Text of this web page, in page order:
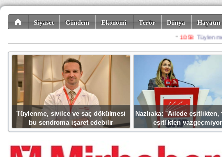
Siyaset Gündem Ekonomi Terör Dünya
Spor Misafir
Tüylenme, sivilce ve saç dökülmesi
bu sendroma işaret edebilir
Nazlıaka: ''Ailede eşitlikten,
eşitlikten